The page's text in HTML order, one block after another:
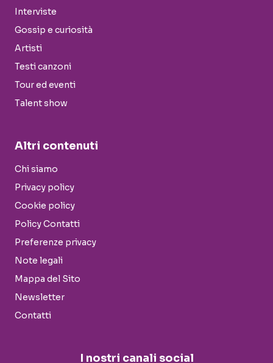
Interviste
Gossip e curiosità
Artisti
Testi canzoni
Tour ed eventi
Talent show
Altri contenuti
Chi siamo
Privacy policy
Cookie policy
Policy Contatti
Preferenze privacy
Note legali
Mappa del Sito
Newsletter
Contatti
I nostri canali social